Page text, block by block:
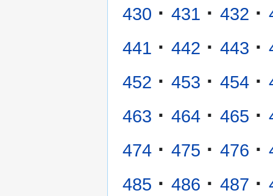
430 · 431 · 432 ·
441 · 442 · 443 ·
452 · 453 · 454 ·
463 · 464 · 465 ·
474 · 475 · 476 ·
485 · 486 · 487 ·